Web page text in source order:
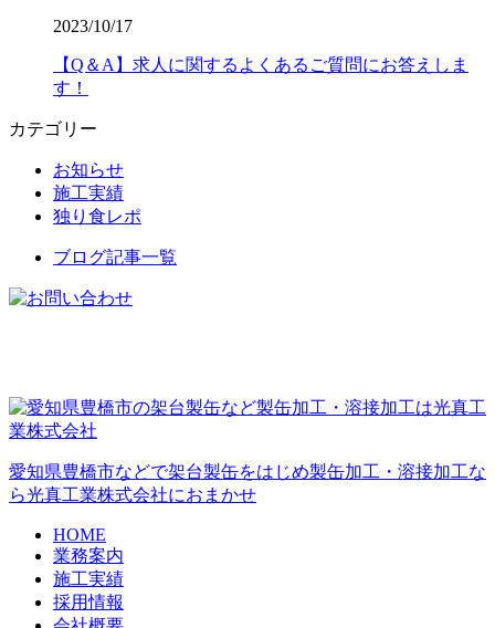
2023/10/17
【Q＆A】求人に関するよくあるご質問にお答えしま
す！
カテゴリー
お知らせ
施工実績
独り食レポ
ブログ記事一覧
愛知県豊橋市などで架台製缶をはじめ製缶加工・溶接加工な
ら光真工業株式会社におまかせ
HOME
業務案内
施工実績
採用情報